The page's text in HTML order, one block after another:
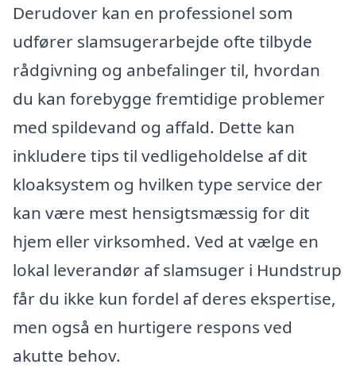
Derudover kan en professionel som
udfører slamsugerarbejde ofte tilbyde
rådgivning og anbefalinger til, hvordan
du kan forebygge fremtidige problemer
med spildevand og affald. Dette kan
inkludere tips til vedligeholdelse af dit
kloaksystem og hvilken type service der
kan være mest hensigtsmæssig for dit
hjem eller virksomhed. Ved at vælge en
lokal leverandør af slamsuger i Hundstrup
får du ikke kun fordel af deres ekspertise,
men også en hurtigere respons ved
akutte behov.